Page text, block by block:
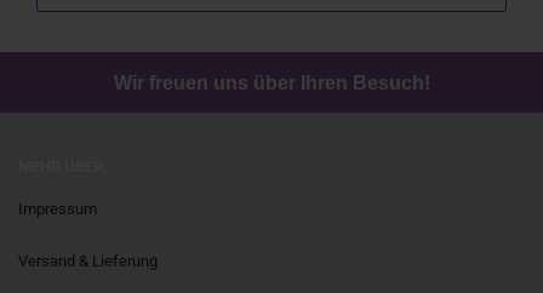
Wir freuen uns über Ihren Besuch!
Impressum
Versand & Lieferung